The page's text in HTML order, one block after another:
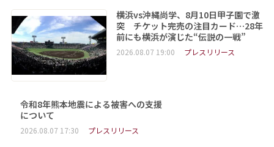
横浜vs沖縄尚学、8月10日甲子園で激
突 チケット完売の注目カード…28年
前にも横浜が演じた“伝説の一戦”
2026.08.07 19:00 プレスリリース
令和8年熊本地震による被害への支援
について
2026.08.07 17:30 プレスリリース